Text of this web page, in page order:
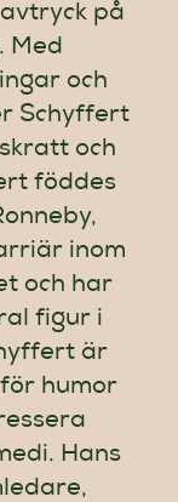
på
Med
och
Schyffert
och
föddes
inom
och har
figur i
är
humor
Hans